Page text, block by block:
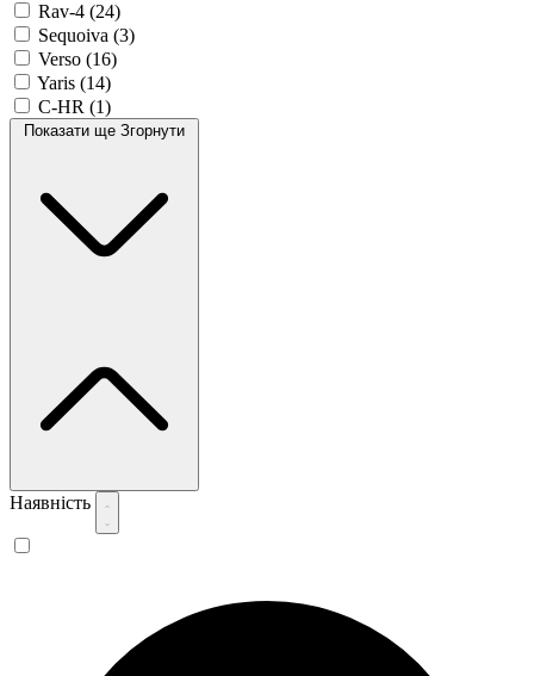
Rav-4 (24)
Sequoiva (3)
Verso (16)
Yaris (14)
C-HR (1)
Показати ще Згорнути
Наявність